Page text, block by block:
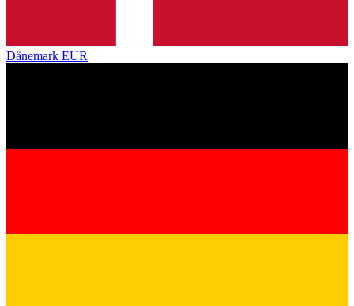
Dänemark EUR